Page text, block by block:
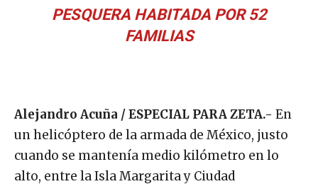
PESQUERA HABITADA POR 52
FAMILIAS
Alejandro Acuña / ESPECIAL PARA ZETA.- En
un helicóptero de la armada de México, justo
cuando se mantenía medio kilómetro en lo
alto, entre la Isla Margarita y Ciudad